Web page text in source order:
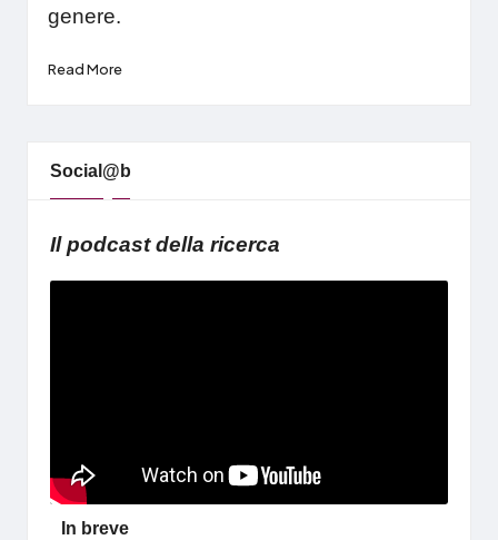
genere.
Read More
Social@b
Il podcast della ricerca
In breve